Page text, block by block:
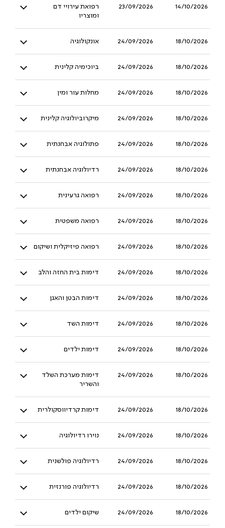
14/10/2026
23/09/2026
רפואת עירויי דם
ומוצריו
18/10/2026
24/09/2026 אונקולוגיה
18/10/2026
24/09/2026 ביוכימיה קלינית
18/10/2026
24/09/2026 מחלות עור ומין
18/10/2026
24/09/2026 מיקרוביולוגיה קלינית
18/10/2026
24/09/2026 פתולוגיה אבחנתית
18/10/2026
24/09/2026 רדיולוגיה אבחנתית
18/10/2026
24/09/2026 רפואה גרעינית
18/10/2026
24/09/2026 רפואה משפטית
18/10/2026
24/09/2026 רפואה פיזיקלית ושיקום
18/10/2026
24/09/2026 דימות בית החזה והלב
18/10/2026
24/09/2026 דימות הבטן והאגן
18/10/2026
24/09/2026 דימות השד
18/10/2026
24/09/2026 דימות ילדים
18/10/2026
24/09/2026
דימות מערכת השלד
והשריר
18/10/2026
24/09/2026 דימות קרדיווסקולרית
18/10/2026
24/09/2026 נוירו רדיולוגיה
18/10/2026
24/09/2026 רדיולוגיה פולשנית
18/10/2026
24/09/2026 רדיולוגיה פורנזית
18/10/2026
24/09/2026 שיקום ילדים